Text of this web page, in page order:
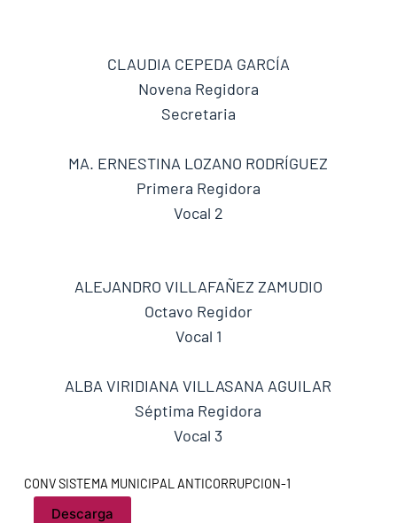
CLAUDIA CEPEDA GARCÍA
Novena Regidora
Secretaria
MA. ERNESTINA LOZANO RODRÍGUEZ
Primera Regidora
Vocal 2
ALEJANDRO VILLAFAÑEZ ZAMUDIO
Octavo Regidor
Vocal 1
ALBA VIRIDIANA VILLASANA AGUILAR
Séptima Regidora
Vocal 3
CONV SISTEMA MUNICIPAL ANTICORRUPCION-1
Descarga